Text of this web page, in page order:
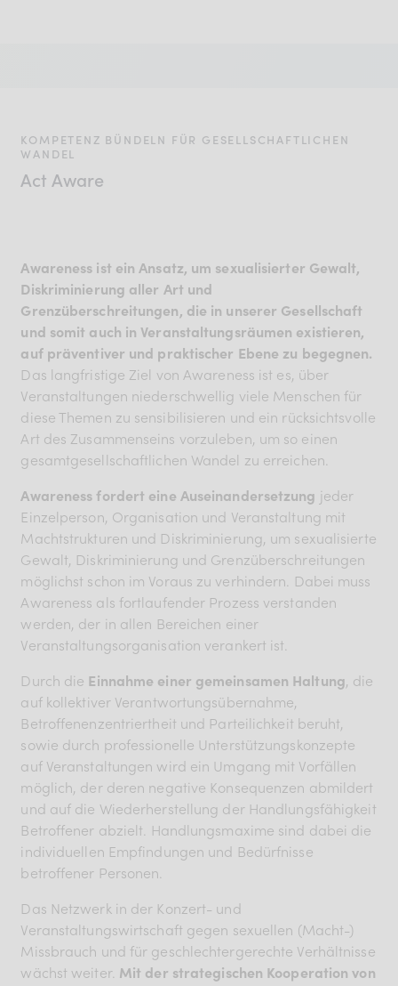
KOMPETENZ BÜNDELN FÜR GESELLSCHAFTLICHEN
WANDEL
Act Aware
Awareness ist ein Ansatz, um sexualisierter Gewalt,
Diskriminierung aller Art und
Grenzüberschreitungen, die in unserer Gesellschaft
und somit auch in Veranstaltungsräumen existieren,
auf präventiver und praktischer Ebene zu begegnen.
Das langfristige Ziel von Awareness ist es, über
Veranstaltungen niederschwellig viele Menschen für
diese Themen zu sensibilisieren und ein rücksichtsvolle
Art des Zusammenseins vorzuleben, um so einen
gesamtgesellschaftlichen Wandel zu erreichen.
Awareness fordert eine Auseinandersetzung jeder
Einzelperson, Organisation und Veranstaltung mit
Machtstrukturen und Diskriminierung, um sexualisierte
Gewalt, Diskriminierung und Grenzüberschreitungen
möglichst schon im Voraus zu verhindern. Dabei muss
Awareness als fortlaufender Prozess verstanden
werden, der in allen Bereichen einer
Veranstaltungsorganisation verankert ist.
Durch die Einnahme einer gemeinsamen Haltung, die
auf kollektiver Verantwortungsübernahme,
Betroffenenzentriertheit und Parteilichkeit beruht,
sowie durch professionelle Unterstützungskonzepte
auf Veranstaltungen wird ein Umgang mit Vorfällen
möglich, der deren negative Konsequenzen abmildert
und auf die Wiederherstellung der Handlungsfähigkeit
Betroffener abzielt. Handlungsmaxime sind dabei die
individuellen Empfindungen und Bedürfnisse
betroffener Personen.
Das Netzwerk in der Konzert- und
Veranstaltungswirtschaft gegen sexuellen (Macht-)
Missbrauch und für geschlechtergerechte Verhältnisse
wächst weiter. Mit der strategischen Kooperation von